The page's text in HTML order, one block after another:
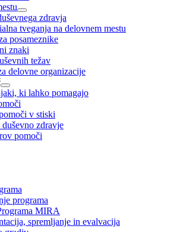
zdravja
tveganja na delovnem mestu
posameznike
znaki
težav
delovne organizacije
ki lahko pomagajo
v stiski
zdravje
pomoči
programa
MIRA
spremljanje in evalvacija